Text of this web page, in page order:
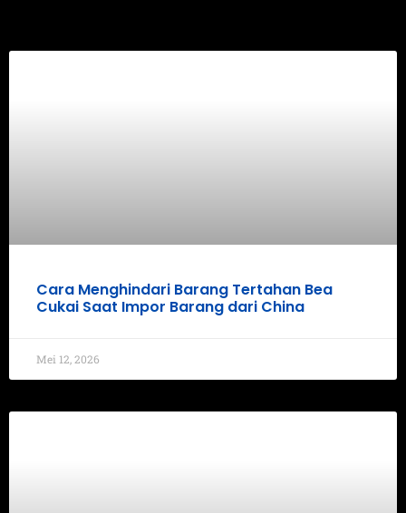
Cara Menghindari Barang Tertahan Bea
Cukai Saat Impor Barang dari China
Mei 12, 2026